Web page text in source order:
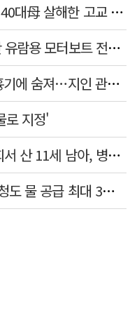
"아버지 외출한 사이"…흉기로 40대母 살해한 고교 자퇴생, 구속 기로에
전남 여수 오동도 해상서 5명 탄 유람용 모터보트 전복…2명 숨져
서울 면목동서 60대 남성 2명 흉기에 숨져…지인 관계로 추정
로 지정'
"침대에 결박, 탈진"…평생 교회서 산 11세 남아, 병원 이송 끝 숨져
박권현 청도군수, 국무총리에 "청도 물 공급 최대 3만t 늘려달라"